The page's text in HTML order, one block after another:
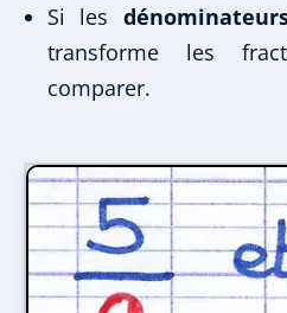
Si les
transforme les
comparer.